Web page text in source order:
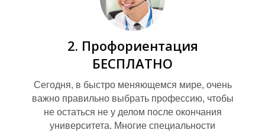
2. Профориентация
БЕСПЛАТНО
Сегодня, в быстро меняющемся мире, очень
важно правильно выбрать профессию, чтобы
не остаться не у делом после окончания
университета. Многие специальности